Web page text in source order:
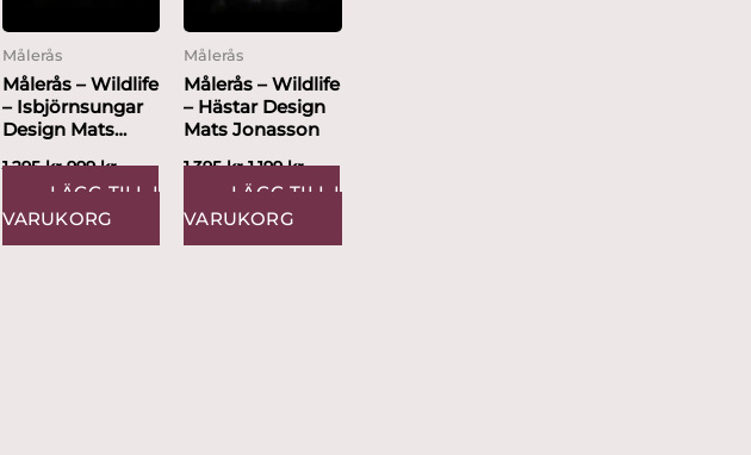
Målerås
Målerås – Wildlife
– Isbjörnsungar
Design Mats
1,295kr 999kr
LÄGG TILL I
VARUKORG
Målerås
Målerås – Wildlife
– Hästar Design
Mats Jonasson
1,395kr 1,199kr
LÄGG TILL I
VARUKORG